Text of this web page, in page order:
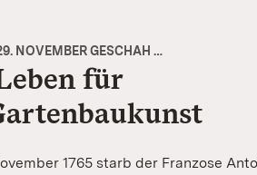
NOVEMBER GESCHAH …
für
1765 starb der Franzose